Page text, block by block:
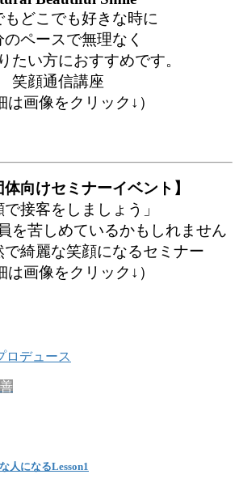
もどこでも好きな時に
のペースで無理なく
たい方におすすめです。
笑顔通信講座
は画像をクリック↓）
体向けセミナーイベント】
で接客をしましょう」
を苦しめているかもしれません
綺麗な笑顔になるセミナー
は画像をクリック↓）
ロデュース
人になるLesson1